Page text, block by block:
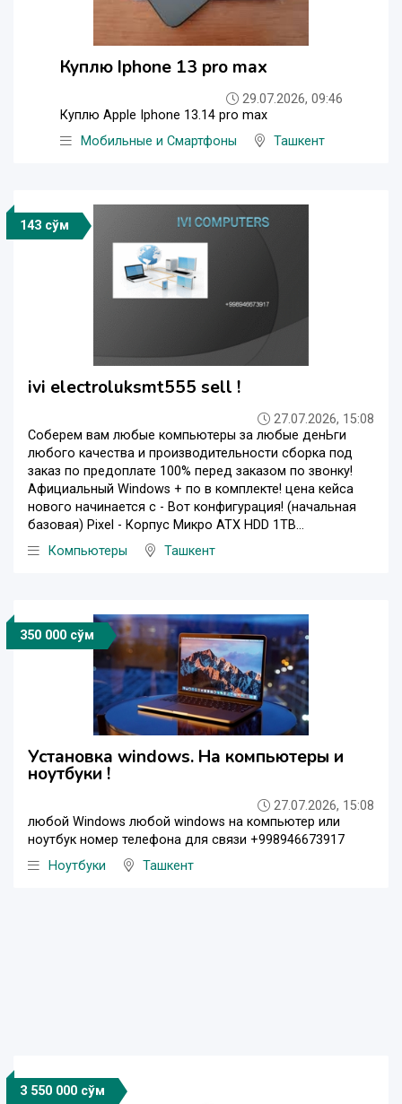
Куплю Iphone 13 pro max
29.07.2026, 09:46
Куплю Apple Iphone 13.14 pro max
Мобильные и Смартфоны
Ташкент
143 сўм
ivi electroluksmt555 sell !
27.07.2026, 15:08
Соберем вам любые компьютеры за любые денЬги
любого качества и производительности сборка под
заказ по предоплате 100% перед заказом по звонку!
Афициальный Windows + по в комплекте! цена кейса
нового начинается с - Вот конфигурация! (начальная
базовая) Pixel - Корпус Микро АТХ HDD 1TB...
Компьютеры
Ташкент
350 000 сўм
Установка windows. На компьютеры и
ноутбуки !
27.07.2026, 15:08
любой Windows любой windows на компьютер или
ноутбук номер телефона для связи +998946673917
Ноутбуки
Ташкент
3 550 000 сўм